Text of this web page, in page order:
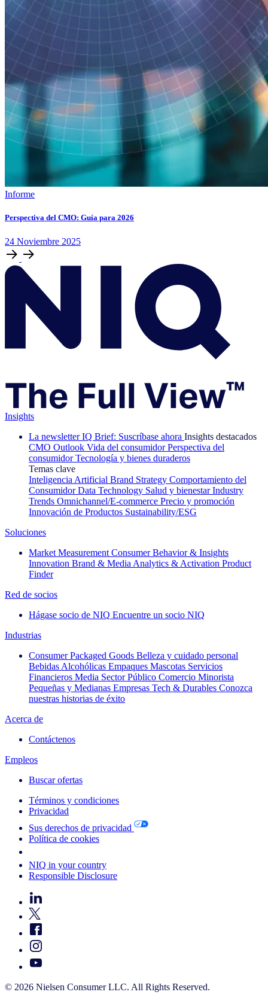
Informe
Perspectiva del CMO: Guía para 2026
24 Noviembre 2025
Insights
La newsletter IQ Brief: Suscríbase ahora Insights destacados
CMO Outlook Vida del consumidor Perspectiva del
consumidor Tecnología y bienes duraderos
Temas clave
Inteligencia Artificial Brand Strategy Comportamiento del
Consumidor Data Technology Salud y bienestar Industry
Trends Omnichannel/E-commerce Precio y promoción
Innovación de Productos Sustainability/ESG
Soluciones
Market Measurement Consumer Behavior & Insights
Innovation Brand & Media Analytics & Activation Product
Finder
Red de socios
Hágase socio de NIQ Encuentre un socio NIQ
Industrias
Consumer Packaged Goods Belleza y cuidado personal
Bebidas Alcohólicas Empaques Mascotas Servicios
Financieros Media Sector Público Comercio Minorista
Pequeñas y Medianas Empresas Tech & Durables Conozca
nuestras historias de éxito
Acerca de
Contáctenos
Empleos
Buscar ofertas
Términos y condiciones
Privacidad
Sus derechos de privacidad
Política de cookies
NIQ in your country
Responsible Disclosure
© 2026 Nielsen Consumer LLC. All Rights Reserved.